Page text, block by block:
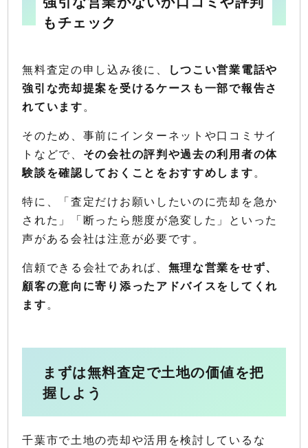
もチェック
無料査定の申し込み後に、
しつこい営業電話や
強引な売却提案を受けるケースも一部で報告さ
れています。
そのため、事前にインターネットや口コミサイ
トなどで、 その会社の評判や過去の利用者の体
験談を確認しておくことをおすすめします。
特に、「査定だけお願いしたいのに売却を急か
された」「断ったら態度が急変した」といった
声がある会社は注意が必要です。
信頼できる会社であれば、 無理な営業をせず、
顧客の意向に寄り添ったアドバイスをしてくれ
ます。
まずは無料査定で土地の価値を把
握しよう
千葉市で土地の売却や活用を検討しているな